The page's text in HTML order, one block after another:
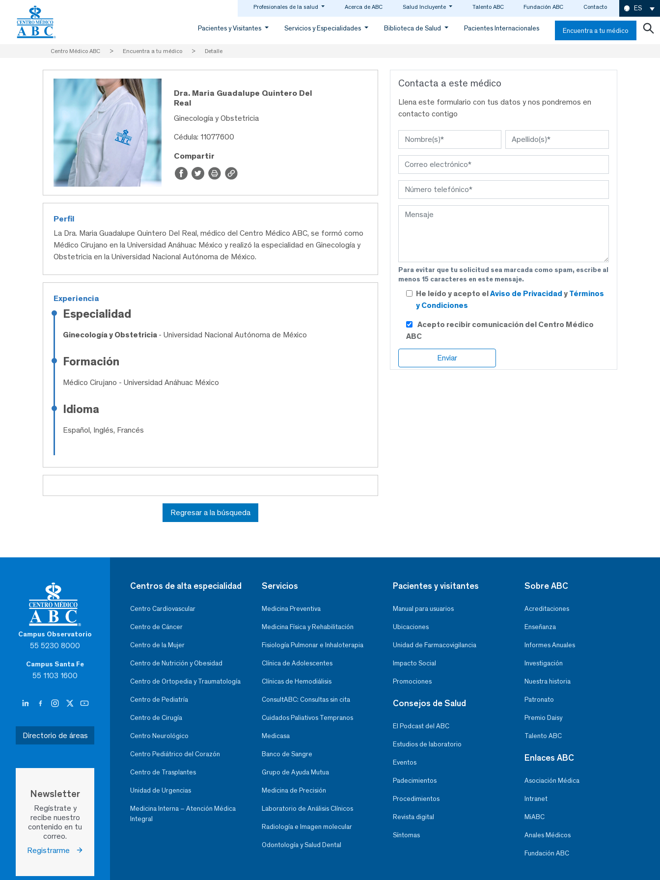
Profesionales de la salud Acerca de ABC Salud Incluyente Talento ABC Fundación ABC Contacto ES
Pacientes y Visitantes Servicios y Especialidades Biblioteca de Salud Pacientes Internacionales Encuentra a tu médico
Centro Médico ABC > Encuentra a tu médico > Detalle
Dra. Maria Guadalupe Quintero Del
Real
Ginecología y Obstetricia
Cédula: 11077600
Compartir
Perfil
La Dra. Maria Guadalupe Quintero Del Real, médico del Centro Médico ABC, se formó como
Médico Cirujano en la Universidad Anáhuac México y realizó la especialidad en Ginecología y
Obstetricia en la Universidad Nacional Autónoma de México.
Experiencia
Especialidad
Ginecología y Obstetricia - Universidad Nacional Autónoma de México
Formación
Médico Cirujano - Universidad Anáhuac México
Idioma
Español, Inglés, Francés
Regresar a la búsqueda
Contacta a este médico
Llena este formulario con tus datos y nos pondremos en
contacto contigo
Para evitar que tu solicitud sea marcada como spam, escribe al
menos 15 caracteres en este mensaje.
He leído y acepto elAviso de Privacidad y Términos
y Condiciones
Acepto recibir comunicación del Centro Médico
ABC
Campus Observatorio
55 5230 8000
Campus Santa Fe
55 1103 1600
Directorio de áreas
Newsletter
Regístrate y
recibe nuestro
contenido en tu
correo.
Registrarme
Centros de alta especialidad
Centro Cardiovascular
Centro de Cáncer
Centro de la Mujer
Centro de Nutrición y Obesidad
Centro de Ortopedia y Traumatología
Centro de Pediatría
Centro de Cirugía
Centro Neurológico
Centro Pediátrico del Corazón
Centro de Trasplantes
Unidad de Urgencias
Medicina Interna – Atención Médica
Integral
Servicios
Medicina Preventiva
Medicina Física y Rehabilitación
Fisiología Pulmonar e Inhaloterapia
Clínica de Adolescentes
Clínicas de Hemodiálisis
ConsultABC: Consultas sin cita
Cuidados Paliativos Tempranos
Medicasa
Banco de Sangre
Grupo de Ayuda Mutua
Medicina de Precisión
Laboratorio de Análisis Clínicos
Radiología e Imagen molecular
Odontología y Salud Dental
Pacientes y visitantes
Manual para usuarios
Ubicaciones
Unidad de Farmacovigilancia
Impacto Social
Promociones
Consejos de Salud
El Podcast del ABC
Estudios de laboratorio
Eventos
Padecimientos
Procedimientos
Revista digital
Síntomas
Sobre ABC
Acreditaciones
Enseñanza
Informes Anuales
Investigación
Nuestra historia
Patronato
Premio Daisy
Talento ABC
Enlaces ABC
Asociación Médica
Intranet
MiABC
Anales Médicos
Fundación ABC